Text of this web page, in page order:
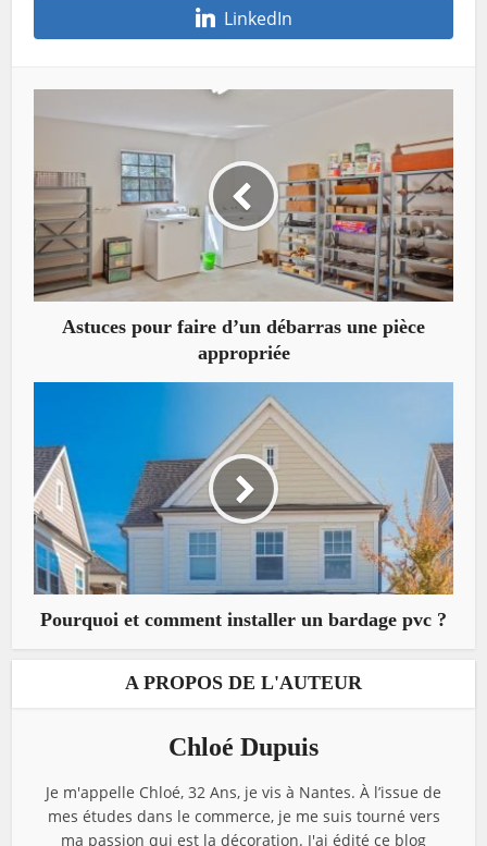
LinkedIn
Astuces pour faire d’un débarras une pièce
appropriée
Pourquoi et comment installer un bardage pvc ?
A PROPOS DE L'AUTEUR
Chloé Dupuis
Je m'appelle Chloé, 32 Ans, je vis à Nantes. À l’issue de
mes études dans le commerce, je me suis tourné vers
ma passion qui est la décoration. J'ai édité ce blog